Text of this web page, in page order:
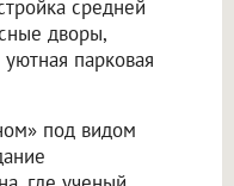
средней
дворы,
парковая
под видом